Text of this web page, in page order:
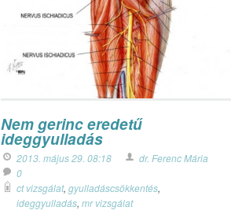
Nem gerinc eredetű
ideggyulladás
2013. május 29. 08:18
dr. Ferenc Mária
0
ct vizsgálat, gyulladáscsökkentés,
ideggyulladás, mr vizsgálat